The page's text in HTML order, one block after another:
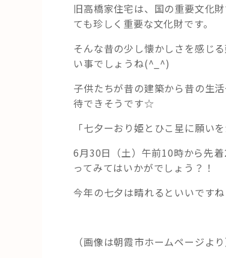
旧高橋家住宅は、国の重要文化
ても珍しく重要な文化財です。
そんな昔の少し懐かしさを感じ
い事でしょうね(^_^)
子供たちが昔の建築から昔の生
待できそうです☆
「七夕ーおり姫とひこ星に願い
6月30日（土）午前10時から先
ってみてはいかがでしょう？！
今年の七夕は晴れるといいです
（画像は朝霞市ホームページより